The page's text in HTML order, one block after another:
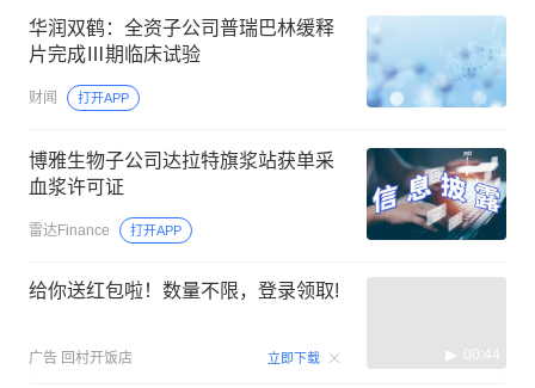
华润双鹤：全资子公司普瑞巴林缓释
片完成Ⅲ期临床试验
财闻 打开APP
博雅生物子公司达拉特旗浆站获单采
血浆许可证
雷达Finance 打开APP
给你送红包啦！数量不限，登录领取!
广告 回村开饭店 立即下载 00:44